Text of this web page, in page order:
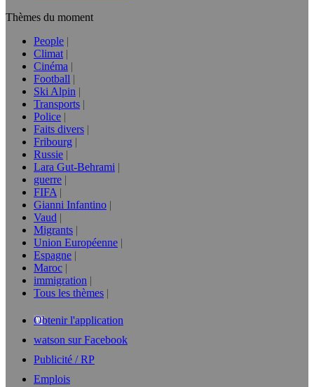
Thèmes du moment
People
Climat
Cinéma
Football
Ski Alpin
Transports
Police
Faits divers
Fribourg
Russie
Lara Gut-Behrami
guerre
FIFA
Gianni Infantino
Vaud
Migrants
Union Européenne
Espagne
Maroc
immigration
Tous les thèmes
Obtenir l'application
watson sur Facebook
Publicité / RP
Emplois